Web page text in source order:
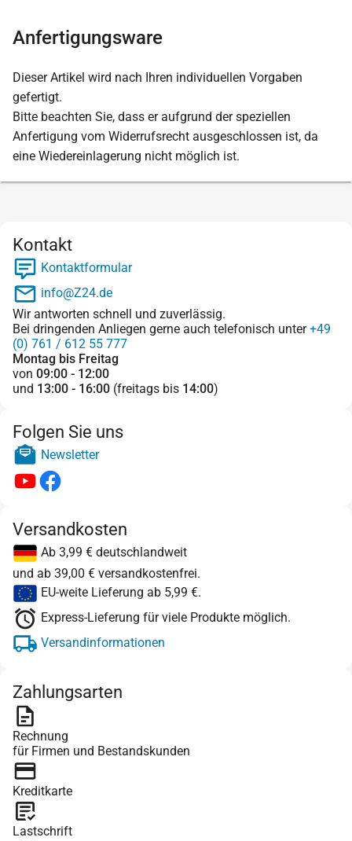
Anfertigungsware
Dieser Artikel wird nach Ihren individuellen Vorgaben
gefertigt.
Bitte beachten Sie, dass er aufgrund der speziellen
Anfertigung vom Widerrufsrecht ausgeschlossen ist, da
eine Wiedereinlagerung nicht möglich ist.
Kontakt
Kontaktformular
info@Z24.de
Wir antworten schnell und zuverlässig.
Bei dringenden Anliegen gerne auch telefonisch unter+49
(0) 761 / 612 55 777
Montag bis Freitag
von 09:00 - 12:00
und 13:00 - 16:00 (freitags bis 14:00)
Folgen Sie uns
Newsletter
Versandkosten
Ab 3,99 € deutschlandweit
und ab 39,00 € versandkostenfrei.
EU-weite Lieferung ab 5,99 €.
Express-Lieferung für viele Produkte möglich.
Versandinformationen
Zahlungsarten
Rechnung
für Firmen und Bestandskunden
Kreditkarte
Lastschrift